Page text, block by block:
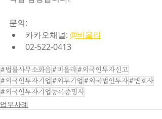
문의:
카카오채널: @비올라
02-522-0413
#법률사무소화음#비올라#외국인투자신고
#외국인투자기업#외투기업#외국법인투자#변호사
#외국인투자기업등록증명서
업무사례